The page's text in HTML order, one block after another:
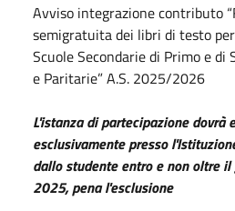
Avviso integrazione contributo
semigratuita dei libri di testo
Scuole Secondarie di Primo e di
e Paritarie” A.S. 2025/2026
L'istanza di partecipazione dovrà
esclusivamente presso
dallo studente entro e non oltre
2025, pena l'esclusione